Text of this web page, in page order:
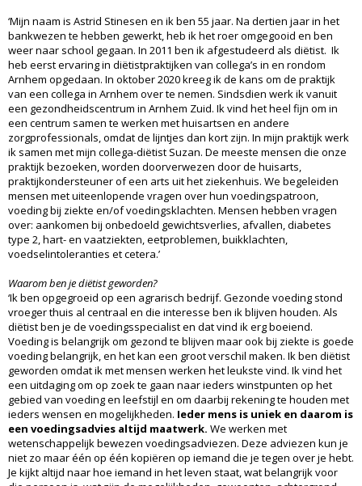
‘Mijn naam is Astrid Stinesen en ik ben 55 jaar. Na dertien jaar in het
bankwezen te hebben gewerkt, heb ik het roer omgegooid en ben
weer naar school gegaan. In 2011 ben ik afgestudeerd als diëtist. Ik
heb eerst ervaring in diëtistpraktijken van collega’s in en rondom
Arnhem opgedaan. In oktober 2020 kreeg ik de kans om de praktijk
van een collega in Arnhem over te nemen. Sindsdien werk ik vanuit
een gezondheidscentrum in Arnhem Zuid. Ik vind het heel fijn om in
een centrum samen te werken met huisartsen en andere
zorgprofessionals, omdat de lijntjes dan kort zijn. In mijn praktijk werk
ik samen met mijn collega-diëtist Suzan. De meeste mensen die onze
praktijk bezoeken, worden doorverwezen door de huisarts,
praktijkondersteuner of een arts uit het ziekenhuis. We begeleiden
mensen met uiteenlopende vragen over hun voedingspatroon,
voeding bij ziekte en/of voedingsklachten. Mensen hebben vragen
over: aankomen bij onbedoeld gewichtsverlies, afvallen, diabetes
type 2, hart- en vaatziekten, eetproblemen, buikklachten,
voedselintoleranties et cetera.’
Waarom ben je diëtist geworden?
‘Ik ben opgegroeid op een agrarisch bedrijf. Gezonde voeding stond
vroeger thuis al centraal en die interesse ben ik blijven houden. Als
diëtist ben je de voedingsspecialist en dat vind ik erg boeiend.
Voeding is belangrijk om gezond te blijven maar ook bij ziekte is goede
voeding belangrijk, en het kan een groot verschil maken. Ik ben diëtist
geworden omdat ik met mensen werken het leukste vind. Ik vind het
een uitdaging om op zoek te gaan naar ieders winstpunten op het
gebied van voeding en leefstijl en om daarbij rekening te houden met
ieders wensen en mogelijkheden. Ieder mens is uniek en daarom is
een voedingsadvies altijd maatwerk. We werken met
wetenschappelijk bewezen voedingsadviezen. Deze adviezen kun je
niet zo maar één op één kopiëren op iemand die je tegen over je hebt.
Je kijkt altijd naar hoe iemand in het leven staat, wat belangrijk voor